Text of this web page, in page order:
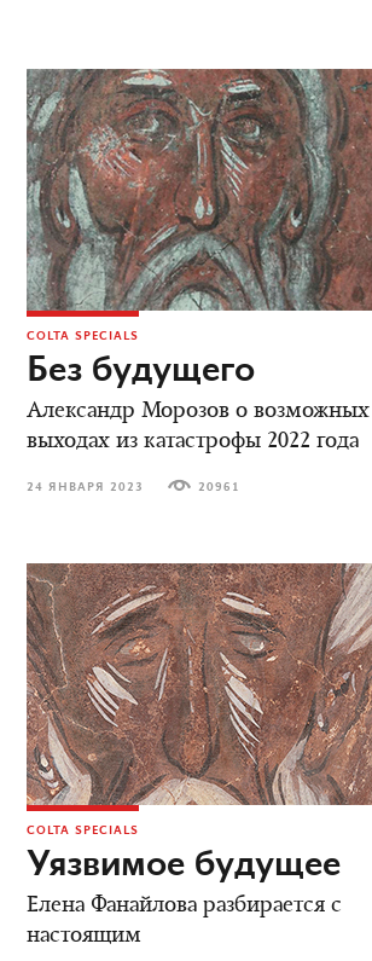
COLTA SPECIALS
Без будущего
Александр Морозов о возможных
выходах из катастрофы 2022 года
24 ЯНВАРЯ 2023 20961
COLTA SPECIALS
Уязвимое будущее
Елена Фанайлова разбирается с
настоящим